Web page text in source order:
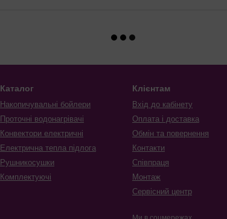
Каталог
Накопичувальні бойлери
Проточні водонагрівачі
Конвектори електричні
Електрична тепла підлога
Рушникосушки
Комплектуючі
Клієнтам
Вхід до кабінету
Оплата і доставка
Обмін та повернення
Контакти
Співпраця
Монтаж
Сервісний центр